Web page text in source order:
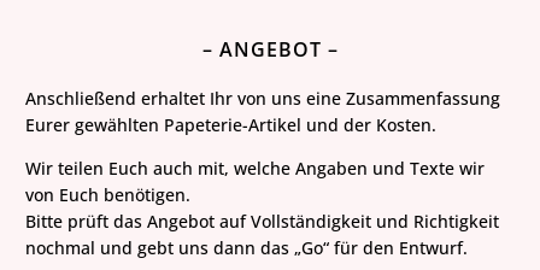
– ANGEBOT –
Anschließend erhaltet Ihr von uns eine Zusammenfassung
Eurer gewählten Papeterie-Artikel und der Kosten.
Wir teilen Euch auch mit, welche Angaben und Texte wir
von Euch benötigen.
Bitte prüft das Angebot auf Vollständigkeit und Richtigkeit
nochmal und gebt uns dann das „Go“ für den Entwurf.